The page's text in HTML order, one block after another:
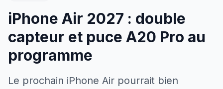
iPhone Air 2027 : double
capteur et puce A20 Pro au
programme
Le prochain iPhone Air pourrait bien